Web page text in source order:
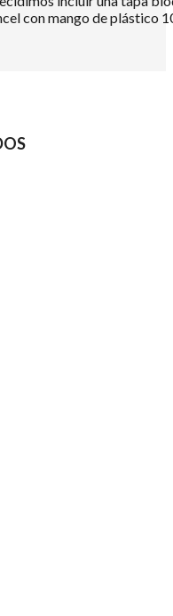
con mango de plástico